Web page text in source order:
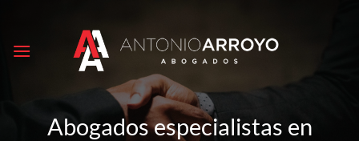
contenido
Abogados especialistas en